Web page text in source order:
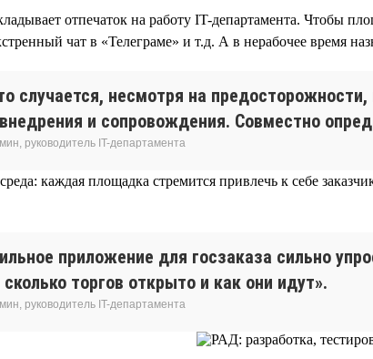
отпечаток на работу IT-департамента. Чтобы
чат в «Телеграме» и т.д. А в нерабочее время
случается, несмотря на
и сопровождения. Совместно
руководитель IT-департамента
каждая площадка стремится привлечь к себе
приложение для госзаказа сильно
торгов открыто и как они идут».
руководитель IT-департамента